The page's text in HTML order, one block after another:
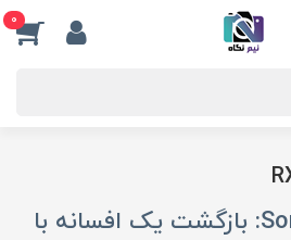
0
معرفی Sony RX1R III: بازگشت یک افسانه با